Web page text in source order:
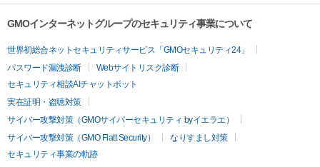
GMOインターネットグループのセキュリティ事業について
世界初総合ネットセキュリティサービス「GMOセキュリティ24」
パスワード漏洩診断
Webサイトリスク診断
セキュリティ相談AIチャットボット
実在証明・盗聴対策
サイバー攻撃対策（GMOサイバーセキュリティ byイエラエ）
サイバー攻撃対策（GMO Flatt Security）
なりすまし対策
セキュリティ事業の軌跡